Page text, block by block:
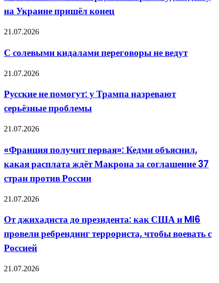
и
импорт,
экспорт»:
Украине
конец
на Украине пришёл конец
С
кидалами
переговоры
ведут
21.07.2026
С солевыми кидалами переговоры не ведут
Русские
помогут:
у
Трампа
серьёзные
21.07.2026
Русские не помогут: у Трампа назревают
серьёзные проблемы
«Франция
первая»:
Кедми
объяснил,
расплата
Макрона
соглашение
37
стран
против
России
21.07.2026
«Франция получит первая»: Кедми объяснил,
какая расплата ждёт Макрона за соглашение 37
стран против России
От
до
президента:
как
и
провели
21.07.2026
От джихадиста до президента: как США и MI6
провели ребрендинг террориста, чтобы воевать с
Россией
В
21.07.2026